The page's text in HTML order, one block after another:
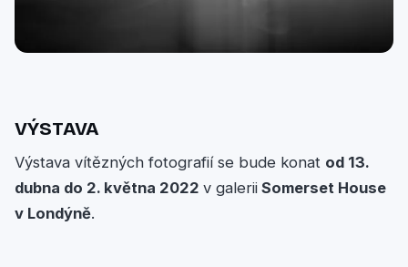
VÝSTAVA
Výstava vítězných fotografií se bude konat od 13.
dubna do 2. května 2022 v galerii Somerset House
v Londýně.